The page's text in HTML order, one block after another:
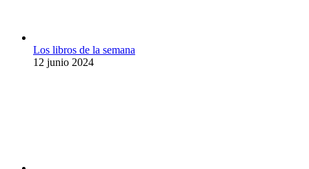
Los libros de la semana
12 junio 2024